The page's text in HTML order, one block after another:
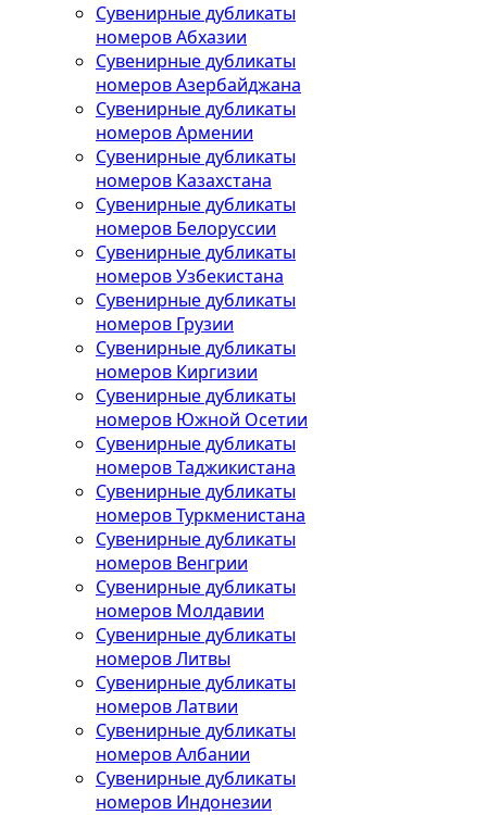
Сувенирные дубликаты
номеров Абхазии
Сувенирные дубликаты
номеров Азербайджана
Сувенирные дубликаты
номеров Армении
Сувенирные дубликаты
номеров Казахстана
Сувенирные дубликаты
номеров Белоруссии
Сувенирные дубликаты
номеров Узбекистана
Сувенирные дубликаты
номеров Грузии
Сувенирные дубликаты
номеров Киргизии
Сувенирные дубликаты
номеров Южной Осетии
Сувенирные дубликаты
номеров Таджикистана
Сувенирные дубликаты
номеров Туркменистана
Сувенирные дубликаты
номеров Венгрии
Сувенирные дубликаты
номеров Молдавии
Сувенирные дубликаты
номеров Литвы
Сувенирные дубликаты
номеров Латвии
Сувенирные дубликаты
номеров Албании
Сувенирные дубликаты
номеров Индонезии